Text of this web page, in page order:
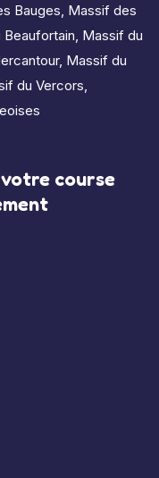
Bauges, Massif des
, Massif du
, Massif du
du Vercors,
course